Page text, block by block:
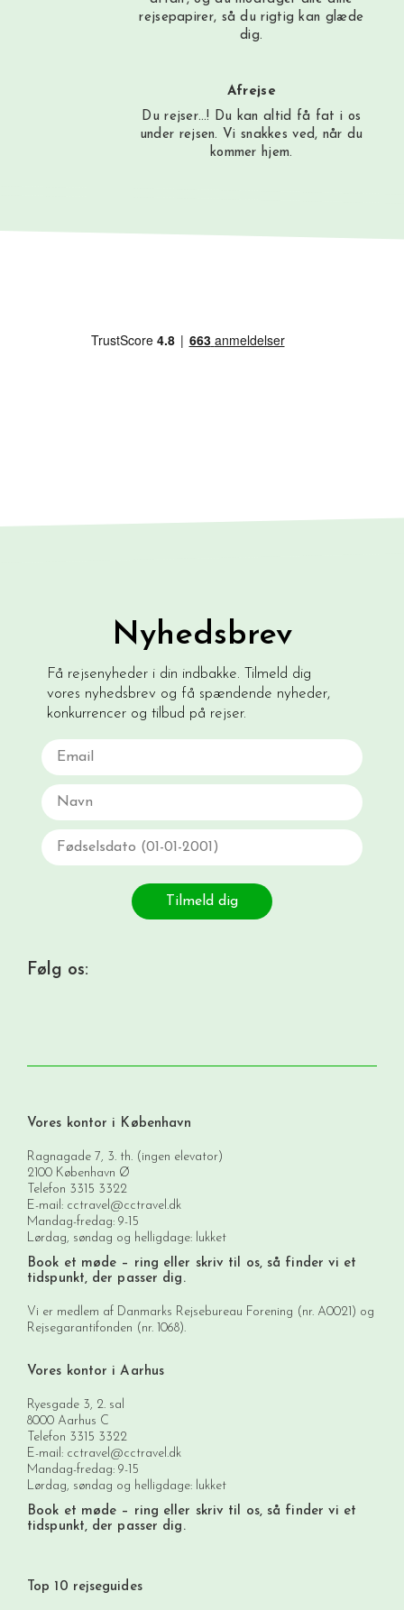
rejsepapirer, så du rigtig kan glæde
dig.
Afrejse
Du rejser…! Du kan altid få fat i os
under rejsen. Vi snakkes ved, når du
kommer hjem.
Nyhedsbrev
Få rejsenyheder i din indbakke. Tilmeld dig
vores nyhedsbrev og få spændende nyheder,
konkurrencer og tilbud på rejser.
Email
Navn
Fødselsdato
Tilmeld dig
Følg os:
Vores kontor i København
Ragnagade 7, 3. th. (ingen elevator)
2100 København Ø
Telefon 3315 3322
E-mail: cctravel@cctravel.dk
Mandag-fredag: 9-15
Lørdag, søndag og helligdage: lukket
Book et møde – ring eller skriv til os, så finder vi et
tidspunkt, der passer dig.
Vi er medlem af Danmarks Rejsebureau Forening (nr. A0021) og
Rejsegarantifonden (nr. 1068).
Vores kontor i Aarhus
Ryesgade 3, 2. sal
8000 Aarhus C
Telefon 3315 3322
E-mail: cctravel@cctravel.dk
Mandag-fredag: 9-15
Lørdag, søndag og helligdage: lukket
Book et møde – ring eller skriv til os, så finder vi et
tidspunkt, der passer dig.
Top 10 rejseguides